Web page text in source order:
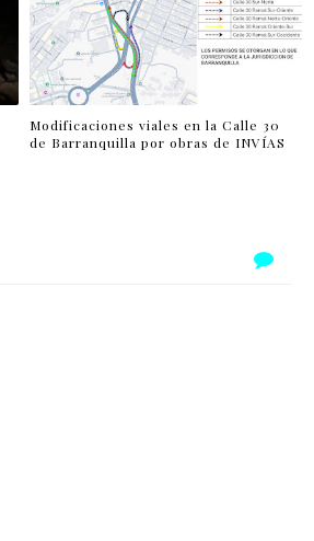
Modificaciones viales en la Calle 30
de Barranquilla por obras de INVÍAS